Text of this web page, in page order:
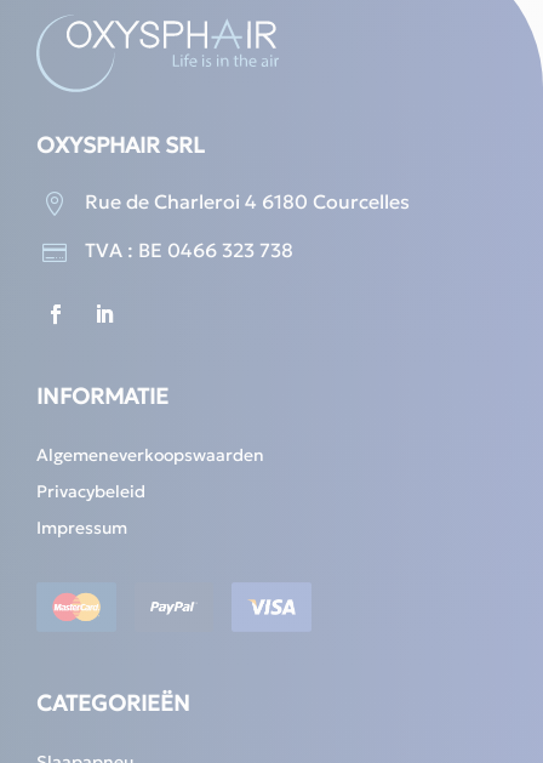
OXYSPHAIR SRL
 Rue de Charleroi 4 6180 Courcelles
 TVA : BE 0466 323 738
INFORMATIE
Algemeneverkoopswaarden
Privacybeleid
Impressum
CATEGORIEËN